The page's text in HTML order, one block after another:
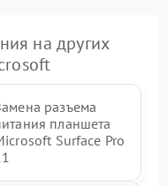
на других
разъема
планшета
Surface Pro